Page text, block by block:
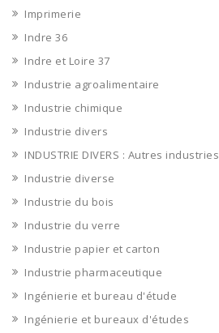
Imprimerie
Indre 36
Indre et Loire 37
Industrie agroalimentaire
Industrie chimique
Industrie divers
INDUSTRIE DIVERS : Autres industries
Industrie diverse
Industrie du bois
Industrie du verre
Industrie papier et carton
Industrie pharmaceutique
Ingénierie et bureau d'étude
Ingénierie et bureaux d'études